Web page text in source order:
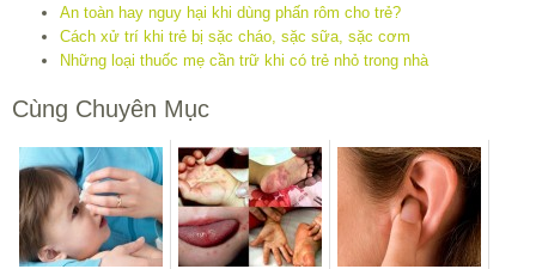
An toàn hay nguy hại khi dùng phấn rôm cho trẻ?
Cách xử trí khi trẻ bị sặc cháo, sặc sữa, sặc cơm
Những loại thuốc mẹ cần trữ khi có trẻ nhỏ trong nhà
Cùng Chuyên Mục